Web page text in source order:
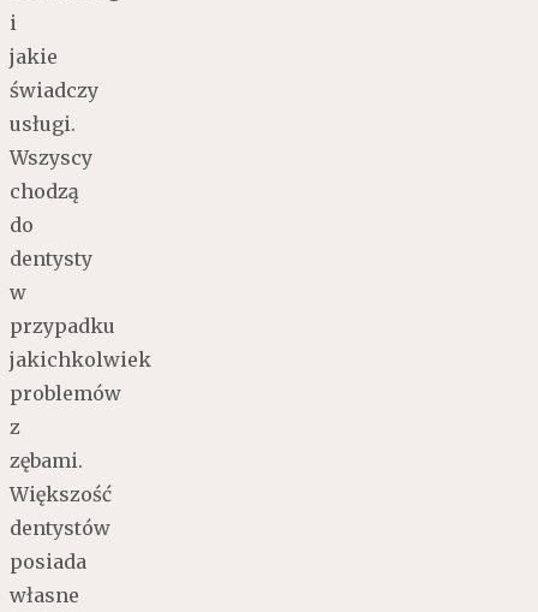
i
jakie
świadczy
usługi.
Wszyscy
chodzą
do
dentysty
w
przypadku
jakichkolwiek
problemów
z
zębami.
Większość
dentystów
posiada
własne